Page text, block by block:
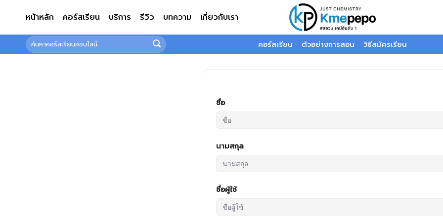
หน้าหลัก คอร์สเรียน บริการ รีวิว บทความ เกี่ยวกับเรา
ค้นหา: คอร์สเรียน ตัวอย่างการสอน วิธีสมัครเรียน
ชื่อ
นามสกุล
ชื่อผู้ใช้